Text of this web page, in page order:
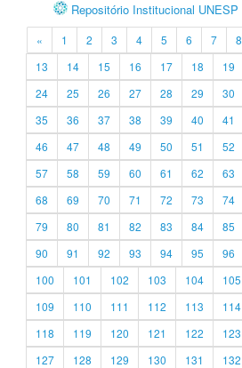
Repositório Institucional UNESP
« 1 2 3 4 5 6 7 8
13
14 15 16 17 18 19
24
25 26 27 28 29 30
35
36 37 38 39 40 41
46
47 48 49 50 51 52
57
58 59 60 61 62 63
68
69 70 71 72 73 74
79
80 81 82 83 84 85
90
91 92 93 94 95 96
100
101 102 103 104 105
109
110 111 112 113 114
118
119 120 121 122 123
127
128 129 130 131 132